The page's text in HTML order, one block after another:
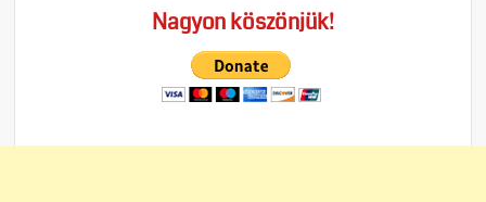
Nagyon köszönjük!